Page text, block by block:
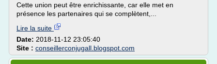
Cette union peut être enrichissante, car elle met en
présence les partenaires qui se complètent,...
Lire la suite
Date: 2018-11-12 23:05:40
Site : conseillerconjugall.blogspot.com